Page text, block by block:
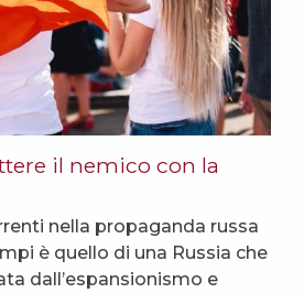
il nemico con la
nella propaganda russa
è quello di una Russia che
dall’espansionismo e